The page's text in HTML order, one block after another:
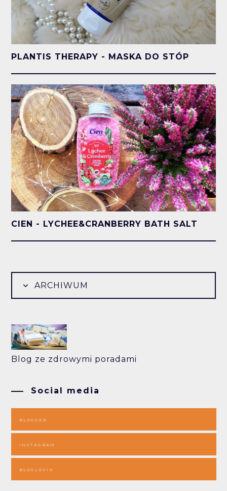
PLANTIS THERAPY - MASKA DO STÓP
CIEN - LYCHEE&CRANBERRY BATH SALT
ARCHIWUM
Blog ze zdrowymi poradami
Social media
BLOGGER
INSTAGRAM
BLOGLOVIN